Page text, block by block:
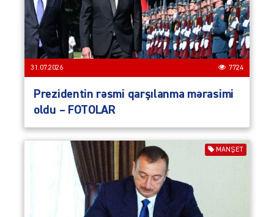
31.07.2026 7724
Prezidentin rəsmi qarşılanma mərasimi
oldu – FOTOLAR
MANŞET